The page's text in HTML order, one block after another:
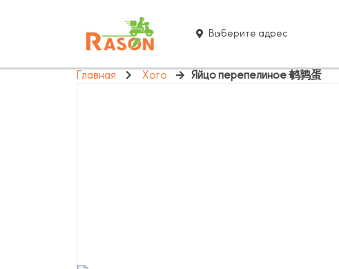
Выберите адрес
Главная Хого Яйцо перепелиное 鹌鹑蛋